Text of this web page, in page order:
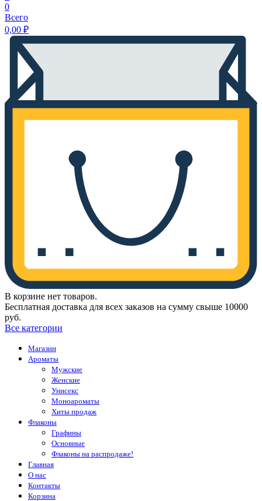
0
Всего
0,00 ₽
В корзине нет товаров.
Бесплатная доставка для всех заказов на сумму свыше 10000
руб.
Все категории
Магазин
Ароматы
Мужские
Женские
Унисекс
Моноароматы
Хиты продаж
Флаконы
Графины
Основные
Флаконы на распродаже!
Главная
О нас
Контакты
Корзина